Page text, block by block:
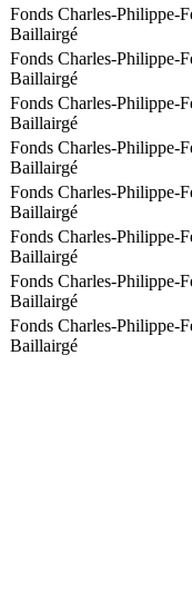
Fonds Charles-Philippe-
Baillairgé
Fonds Charles-Philippe-
Baillairgé
Fonds Charles-Philippe-
Baillairgé
Fonds Charles-Philippe-
Baillairgé
Fonds Charles-Philippe-
Baillairgé
Fonds Charles-Philippe-
Baillairgé
Fonds Charles-Philippe-
Baillairgé
Fonds Charles-Philippe-
Baillairgé